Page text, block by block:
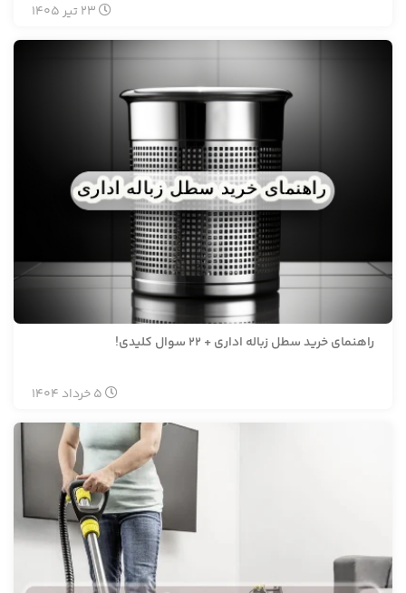
23 تیر1405
راهنمای خرید سطل زباله اداری + ۲۲ سوال کلیدی!
5خرداد 1404